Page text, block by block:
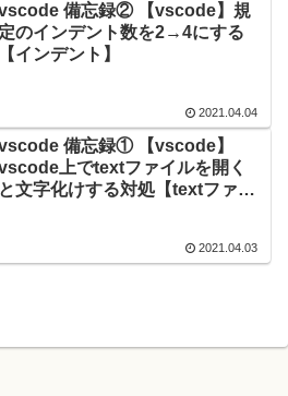
備忘録② 【vscode】規
定のインデント数を2→4にする
【インデント】
2021.04.04
備忘録① 【vscode】
上でtextファイルを開く
と文字化けする対処【textファイ
2021.04.03